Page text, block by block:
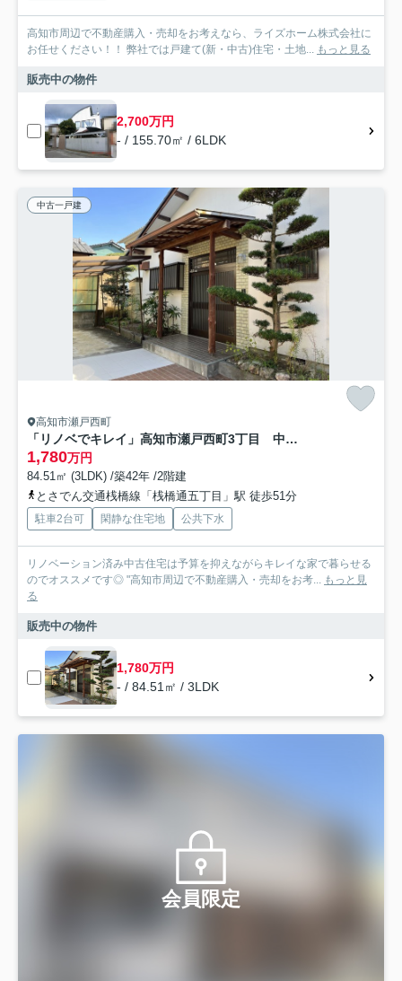
高知市周辺で不動産購入・売却をお考えなら、ライズホーム株式会社に
お任せください！！ 弊社では戸建て(新・中古)住宅・土地... もっと見る
販売中の物件
2,700万円
- / 155.70㎡ / 6LDK
中古一戸建
高知市瀬戸西町
「リノベでキレイ」高知市瀬戸西町3丁目 中古一戸建て
1,780万円
84.51㎡ (3LDK) /築42年 /2階建
とさでん交通桟橋線「桟橋通五丁目」駅 徒歩51分
駐車2台可 閑静な住宅地 公共下水
リノベーション済み中古住宅は予算を抑えながらキレイな家で暮らせる
のでオススメです◎ "高知市周辺で不動産購入・売却をお考... もっと見
る
販売中の物件
1,780万円
- / 84.51㎡ / 3LDK
会員限定